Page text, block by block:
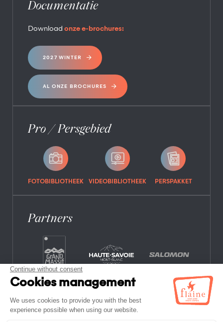
Documentatie
Download onze e-brochures:
2027 WINTER
AL ONZE BROCHURES
Pro / Persgebied
FOTOBIBLIOTHEEK VIDEOBIBLIOTHEEK PERSPAKKET
Partners